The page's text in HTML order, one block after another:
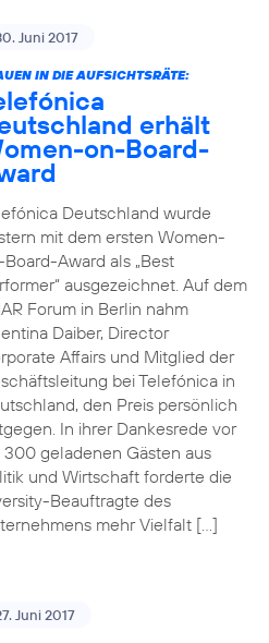
Juni 2017
IN DIE AUFSICHTSRÄTE:
erhält
on-Board-
Deutschland wurde
mit dem ersten Women-
Award als „Best
ausgezeichnet. Auf dem
Forum in Berlin nahm
Daiber, Director
Affairs und Mitglied der
bei Telefónica in
den Preis persönlich
In ihrer Dankesrede vor
300 geladenen Gästen aus
und Wirtschaft forderte die
Beauftragte des
mehr Vielfalt […]
Juni 2017